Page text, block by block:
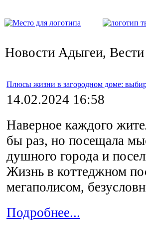
Новости Адыгеи,
Плюсы жизни в загородном доме:
14.02.2024 16:58
Наверное каждого
бы раз, но посещала
душного города и
Жизнь в коттеджном
мегаполисом,
Подробнее...